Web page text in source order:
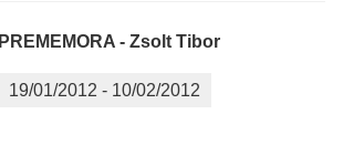
PREMEMORA - Zsolt Tibor
19/01/2012 - 10/02/2012